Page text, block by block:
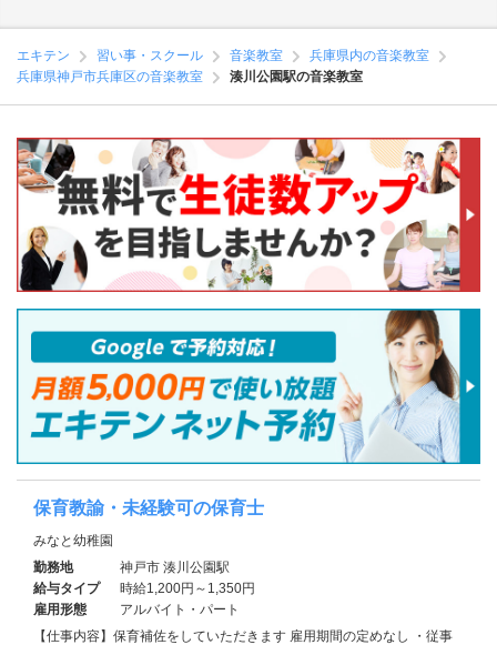
エキテン 習い事・スクール 音楽教室
兵庫県内の音楽教室
兵庫県神戸市兵庫区の音楽教室
湊川公園駅の音楽教室
保育教諭・未経験可の保育士
みなと幼稚園
勤務地
神戸市 湊川公園駅
給与タイプ
時給1,200円～1,350円
雇用形態
アルバイト・パート
【仕事内容】保育補佐をしていただきます 雇用期間の定めなし ・従事